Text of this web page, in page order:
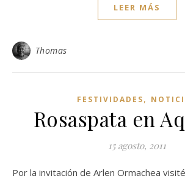
LEER MÁS
Thomas
FESTIVIDADES,
Rosaspata en
15 agosto, 2011
Por la invitación de Arlen Ormachea visité la Festifivad de la